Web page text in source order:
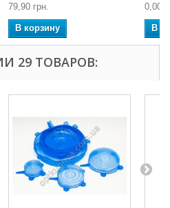
79,90 грн.
В корзину
0,00
В
29 ТОВАРОВ: